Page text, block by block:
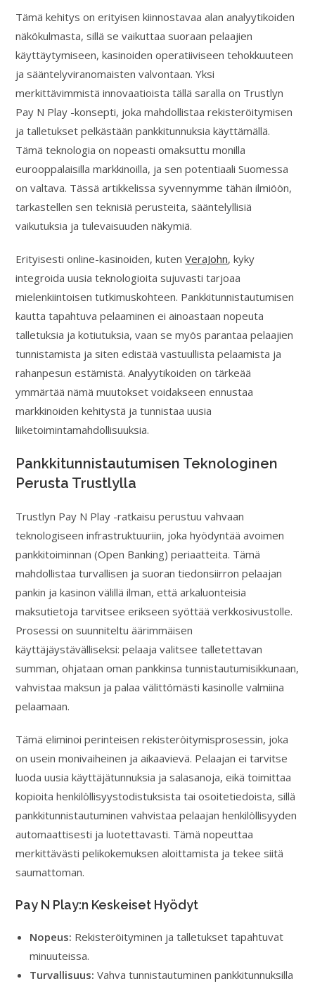
Tämä kehitys on erityisen kiinnostavaa alan analyytikoiden
näkökulmasta, sillä se vaikuttaa suoraan pelaajien
käyttäytymiseen, kasinoiden operatiiviseen tehokkuuteen
ja sääntelyviranomaisten valvontaan. Yksi
merkittävimmistä innovaatioista tällä saralla on Trustlyn
Pay N Play -konsepti, joka mahdollistaa rekisteröitymisen
ja talletukset pelkästään pankkitunnuksia käyttämällä.
Tämä teknologia on nopeasti omaksuttu monilla
eurooppalaisilla markkinoilla, ja sen potentiaali Suomessa
on valtava. Tässä artikkelissa syvennymme tähän ilmiöön,
tarkastellen sen teknisiä perusteita, sääntelyllisiä
vaikutuksia ja tulevaisuuden näkymiä.
Erityisesti online-kasinoiden, kutenVeraJohn, kyky
integroida uusia teknologioita sujuvasti tarjoaa
mielenkiintoisen tutkimuskohteen. Pankkitunnistautumisen
kautta tapahtuva pelaaminen ei ainoastaan nopeuta
talletuksia ja kotiutuksia, vaan se myös parantaa pelaajien
tunnistamista ja siten edistää vastuullista pelaamista ja
rahanpesun estämistä. Analyytikoiden on tärkeää
ymmärtää nämä muutokset voidakseen ennustaa
markkinoiden kehitystä ja tunnistaa uusia
liiketoimintamahdollisuuksia.
Pankkitunnistautumisen Teknologinen
Perusta Trustlylla
Trustlyn Pay N Play -ratkaisu perustuu vahvaan
teknologiseen infrastruktuuriin, joka hyödyntää avoimen
pankkitoiminnan (Open Banking) periaatteita. Tämä
mahdollistaa turvallisen ja suoran tiedonsiirron pelaajan
pankin ja kasinon välillä ilman, että arkaluonteisia
maksutietoja tarvitsee erikseen syöttää verkkosivustolle.
Prosessi on suunniteltu äärimmäisen
käyttäjäystävälliseksi: pelaaja valitsee talletettavan
summan, ohjataan oman pankkinsa tunnistautumisikkunaan,
vahvistaa maksun ja palaa välittömästi kasinolle valmiina
pelaamaan.
Tämä eliminoi perinteisen rekisteröitymisprosessin, joka
on usein monivaiheinen ja aikaavievä. Pelaajan ei tarvitse
luoda uusia käyttäjätunnuksia ja salasanoja, eikä toimittaa
kopioita henkilöllisyystodistuksista tai osoitetiedoista, sillä
pankkitunnistautuminen vahvistaa pelaajan henkilöllisyyden
automaattisesti ja luotettavasti. Tämä nopeuttaa
merkittävästi pelikokemuksen aloittamista ja tekee siitä
saumattoman.
Pay N Play:n Keskeiset Hyödyt
Nopeus: Rekisteröityminen ja talletukset tapahtuvat
minuuteissa.
Turvallisuus: Vahva tunnistautuminen pankkitunnuksilla